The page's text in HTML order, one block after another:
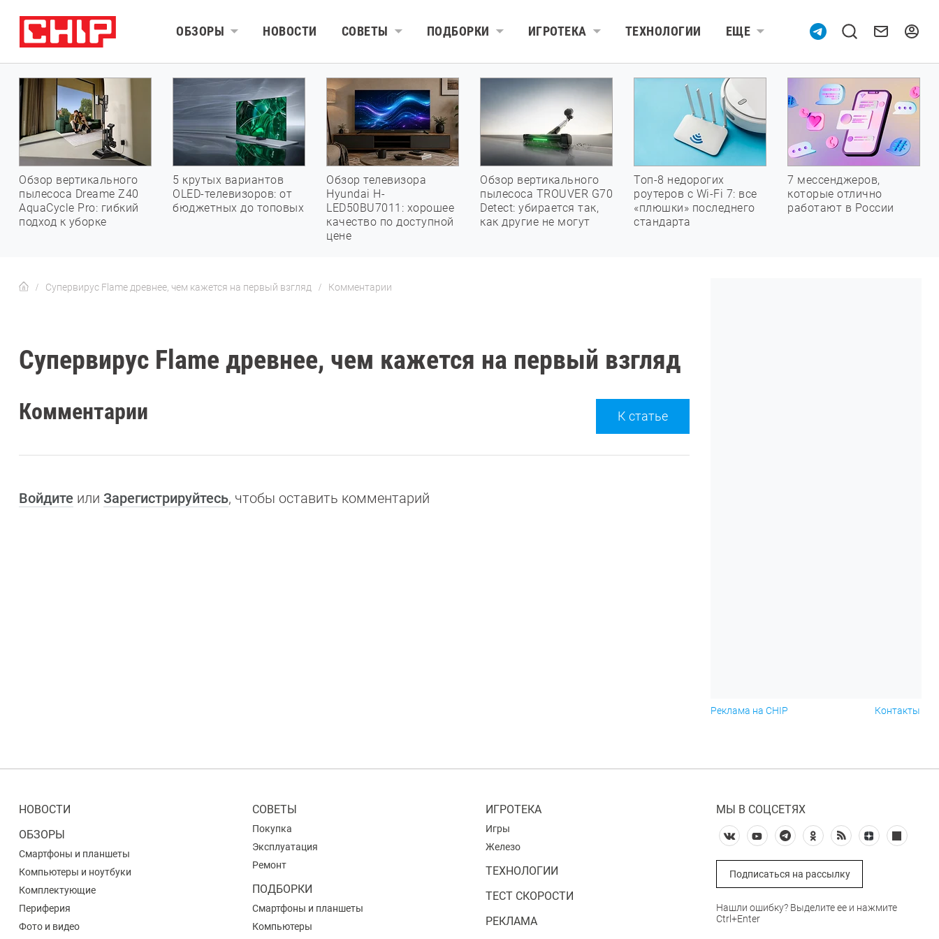
ОБЗОРЫ НОВОСТИ СОВЕТЫ ПОДБОРКИ ИГРОТЕКА ТЕХНОЛОГИИ ЕЩЕ
Обзор вертикального
пылесоса Dreame Z40
AquaCycle Pro: гибкий
подход к уборке
5 крутых вариантов
OLED-телевизоров: от
бюджетных до топовых
Обзор телевизора
Hyundai H-
LED50BU7011: хорошее
качество по доступной
цене
Обзор вертикального
пылесоса TROUVER G70
Detect: убирается так,
как другие не могут
Топ-8 недорогих
роутеров с Wi-Fi 7: все
«плюшки» последнего
стандарта
7 мессенджеров,
которые отлично
работают в России
Супервирус Flame древнее, чем кажется на первый взгляд Комментарии
Супервирус Flame древнее, чем кажется на первый взгляд
Комментарии К статье
Войдите или Зарегистрируйтесь, чтобы оставить комментарий
Реклама на CHIP Контакты
НОВОСТИ
ОБЗОРЫ
Смартфоны и планшеты
Компьютеры и ноутбуки
Комплектующие
Периферия
Фото и видео
СОВЕТЫ
Покупка
Эксплуатация
Ремонт
ПОДБОРКИ
Смартфоны и планшеты
Компьютеры
ИГРОТЕКА
Игры
Железо
ТЕХНОЛОГИИ
ТЕСТ СКОРОСТИ
РЕКЛАМА
МЫ В СОЦСЕТЯХ
Подписаться на рассылку
Нашли ошибку? Выделите ее и нажмите
Ctrl+Enter